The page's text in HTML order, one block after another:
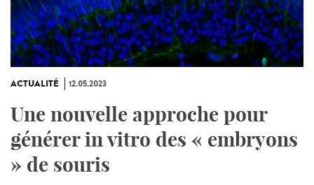
ACTUALITÉ 12.05.2023
Une nouvelle approche pour
générer in vitro des « embryons
» de souris